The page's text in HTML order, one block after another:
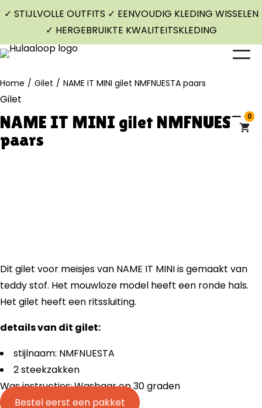
✓ STIJLVOLLE OUTFITS ✓ EENVOUDIG KLEDING WISSELEN
✓ HERGEBRUIKTE KWALITEITSKLEDING
Home / Gilet / NAME IT MINI gilet NMFNUESTA paars
Gilet
NAME IT MINI gilet NMFNUESTA
paars
Dit gilet voor meisjes van NAME IT MINI is gemaakt van
teddy stof. Het mouwloze model heeft een ronde hals.
Het gilet heeft een ritssluiting.
details van dit gilet:
stijlnaam: NMFNUESTA
2 steekzakken
Was instructies: Wasbaar op 30 graden
Bestel eerst een pakket
0